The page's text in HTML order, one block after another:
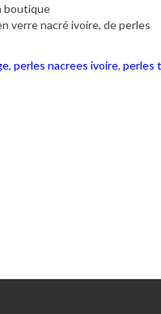
boutique
verre nacré ivoire, de perles
, perles nacrees ivoire, perles